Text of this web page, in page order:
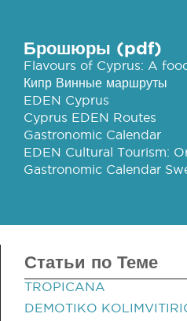
Брошюры (pdf)
Flavours of Cyprus: A
Кипр Винные маршруты
EDEN Cyprus
Cyprus EDEN Routes
Gastronomic Calendar
EDEN Cultural Tourism:
Gastronomic Calendar
Статьи по Теме
TROPICANA
DEMOTIKO